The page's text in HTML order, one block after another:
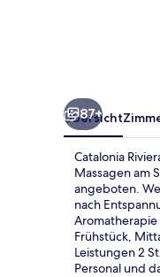
87+
Übersicht
Catalonia
Massagen am
angeboten.
nach
Aromatherapie
Frühstück,
Leistungen 2
Personal und